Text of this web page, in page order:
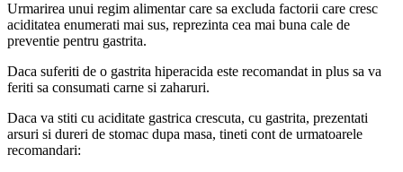
Urmarirea unui regim alimentar care sa excluda factorii care cresc
aciditatea enumerati mai sus, reprezinta cea mai buna cale de
preventie pentru gastrita.
Daca suferiti de o gastrita hiperacida este recomandat in plus sa va
feriti sa consumati carne si zaharuri.
Daca va stiti cu aciditate gastrica crescuta, cu gastrita, prezentati
arsuri si dureri de stomac dupa masa, tineti cont de urmatoarele
recomandari: